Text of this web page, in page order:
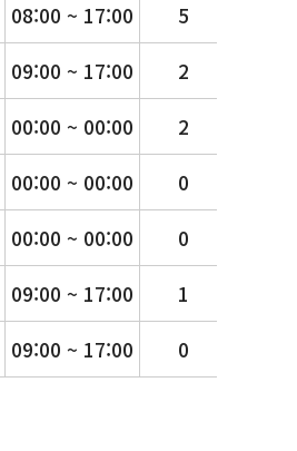
08:00 ~ 17:00 5
09:00 ~ 17:00 2
00:00 ~ 00:00 2
00:00 ~ 00:00 0
00:00 ~ 00:00 0
09:00 ~ 17:00 1
09:00 ~ 17:00 0